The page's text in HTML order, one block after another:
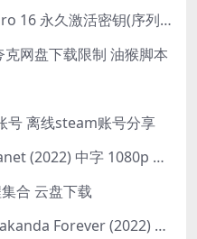
VMware Workstation Pro 16 永久激活密钥(序列号)
网盘下载限制 油猴脚本
号 离线steam账号分享
史前星球 Prehistoric Planet (2022) 中字 1080p 高清 阿里云盘 2022.5.27已更新全集
合 云盘下载
黑豹2 Black Panther: Wakanda Forever (2022) 高清版